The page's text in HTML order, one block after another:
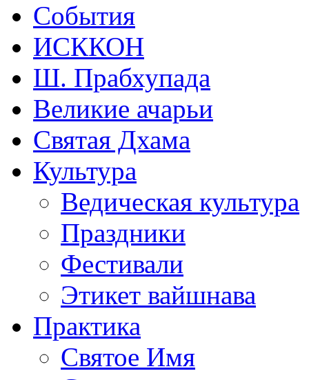
События
ИСККОН
Ш. Прабхупада
Великие ачарьи
Святая Дхама
Культура
Ведическая культура
Праздники
Фестивали
Этикет вайшнава
Практика
Святое Имя